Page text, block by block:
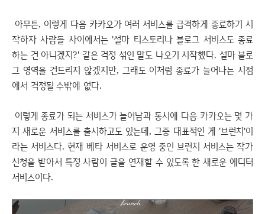
아무튼, 이렇게 다음 카카오가 여러 서비스를 급격하게 종료하기 시
작하자 사람들 사이에서는 '설마 티스토리나 블로그 서비스도 종료
하는 건 아니겠지?' 같은 걱정 섞인 말도 나오기 시작했다. 설마 블로
그 영역을 건드리지 않겠지만, 그래도 이처럼 종료가 늘어나는 시점
에서 걱정될 수밖에 없다.
이렇게 종료가 되는 서비스가 늘어남과 동시에 다음 카카오는 몇 가
지 새로운 서비스를 출시하고도 있는데, 그중 대표적인 게 '브런치'이
라는 서비스다. 현재 베타 서비스로 운영 중인 브런치 서비스는 작가
신청을 받아서 특정 사람이 글을 연재할 수 있도록 한 새로운 에디터
서비스이다.